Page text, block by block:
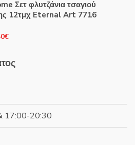
τιμή
είναι:
58.50€.
Σετ φλυτζάνια τσαγιού
12τμχ Eternal Art 7716
€Η
τιμή
17:00-20:30